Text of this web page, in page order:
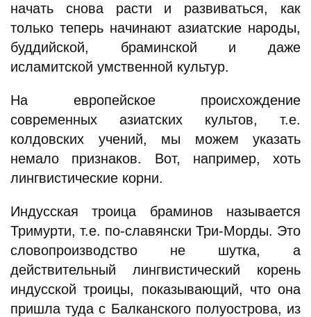
начать снова расти и развиваться, как
только теперь начинают азиатские народы,
буддийской, браминской и даже
исламитской умственной культур.
На европейское происхождение
современных азиатских культов, т.е.
колдовских учений, мы можем указать
немало признаков. Вот, например, хоть
лингвистические корни.
Индусская троица браминов называется
Тримурти, т.е. по-славянски Три-Морды. Это
словопроизводство не шутка, а
действительный лингвистический корень
индусской троицы, показывающий, что она
пришла туда с Балканского полуострова, из